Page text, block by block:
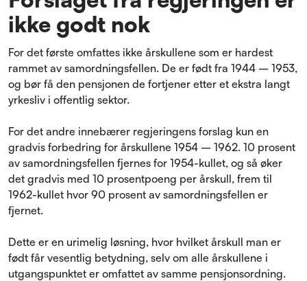
ikke godt nok
For det første omfattes ikke årskullene som er hardest
rammet av samordningsfellen. De er født fra 1944 – 1953,
og bør få den pensjonen de fortjener etter et ekstra langt
yrkesliv i offentlig sektor.
For det andre innebærer regjeringens forslag kun en
gradvis forbedring for årskullene 1954 – 1962. 10 prosent
av samordningsfellen fjernes for 1954-kullet, og så øker
det gradvis med 10 prosentpoeng per årskull, frem til
1962-kullet hvor 90 prosent av samordningsfellen er
fjernet.
Dette er en urimelig løsning, hvor hvilket årskull man er
født får vesentlig betydning, selv om alle årskullene i
utgangspunktet er omfattet av samme pensjonsordning.